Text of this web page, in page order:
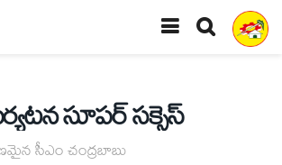
సూపర్‌ సక్సెస్‌
సీఎం చంద్రబాబు